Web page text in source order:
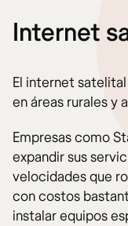
Internet
El internet
en áreas rurales y
Empresas como
expandir sus
velocidades que
con costos
instalar equipos